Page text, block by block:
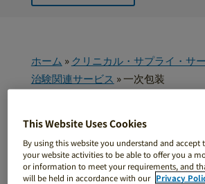
ホーム » クリニカル・サプライ・サ
治験関連サービス »一次包装
一次包装
This Website Uses Cookies
By using this website you understand and accept
your website activities to be able to offer you a
or information to meet your requirements, and
will be held in accordance with our Privacy